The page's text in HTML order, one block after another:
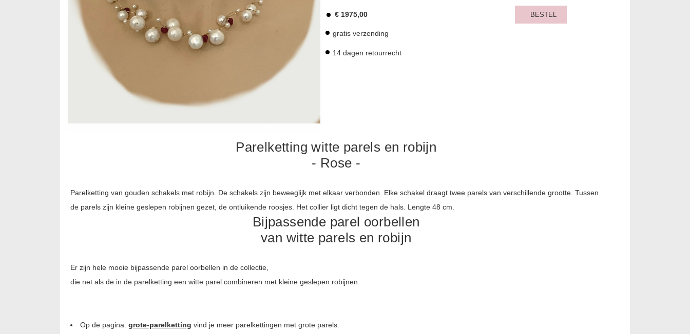
€ 1975,00 BESTEL
gratis verzending
14 dagen retourrecht
Parelketting witte parels en robijn
- Rose -
Parelketting van gouden schakels met robijn. De schakels zijn beweeglijk met elkaar verbonden. Elke schakel draagt twee parels van verschillende grootte. Tussen
de parels zijn kleine geslepen robijnen gezet, de ontluikende roosjes. Het collier ligt dicht tegen de hals. Lengte 48 cm.
Bijpassende parel oorbellen
van witte parels en robijn
Er zijn hele mooie bijpassende parel oorbellen in de collectie,
die net als de in de parelketting een witte parel combineren met kleine geslepen robijnen.
Op de pagina: grote-parelketting vind je meer parelkettingen met grote parels.